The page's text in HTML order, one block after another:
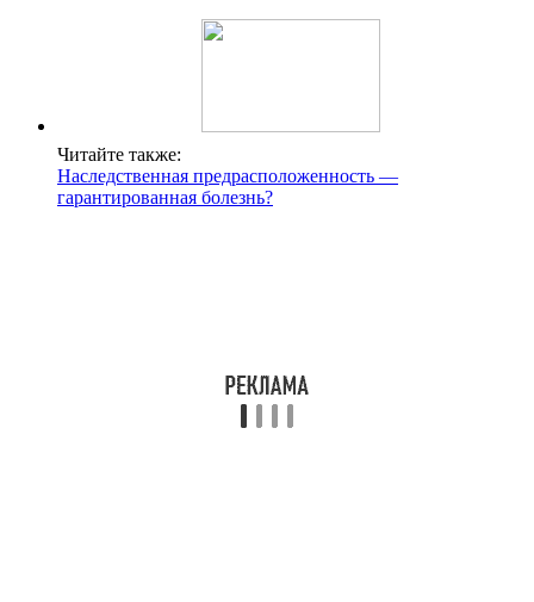
Читайте также:
Наследственная предрасположенность —
гарантированная болезнь?